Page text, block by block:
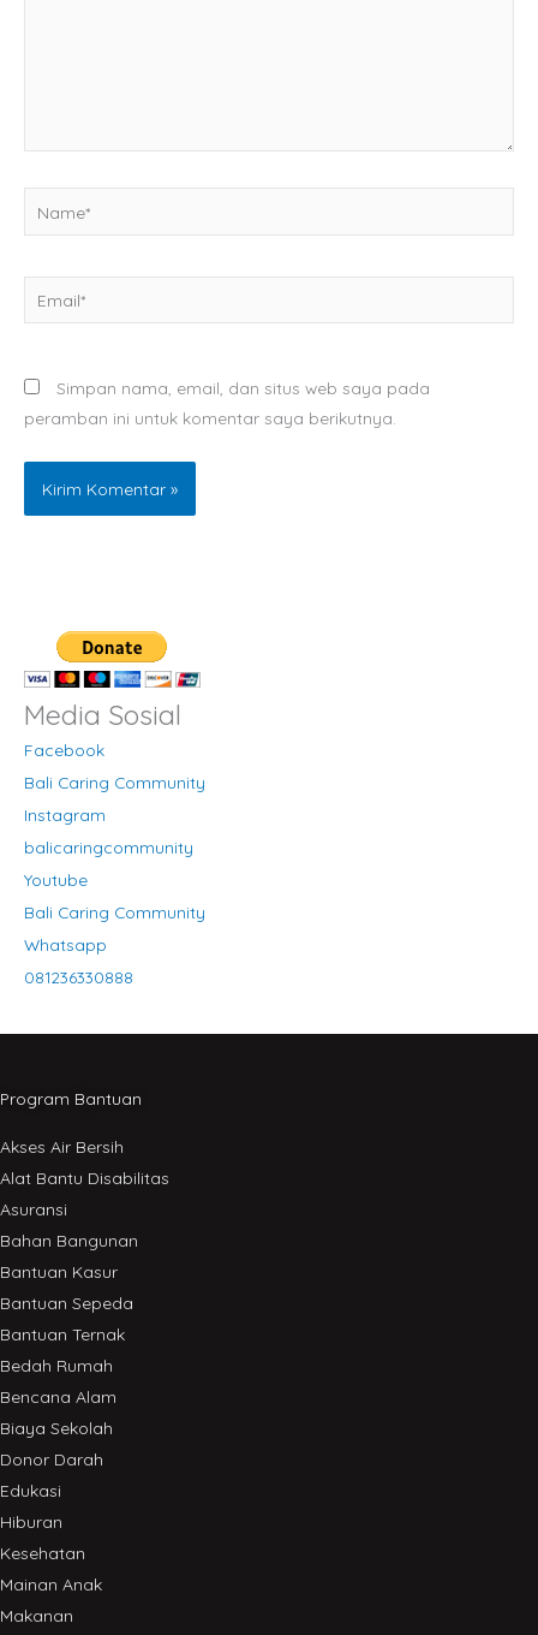
Simpan nama, email, dan situs web saya pada
peramban ini untuk komentar saya berikutnya.
Media Sosial
Facebook
Bali Caring Community
Instagram
balicaringcommunity
Youtube
Bali Caring Community
Whatsapp
081236330888
Program Bantuan
Akses Air Bersih
Alat Bantu Disabilitas
Asuransi
Bahan Bangunan
Bantuan Kasur
Bantuan Sepeda
Bantuan Ternak
Bedah Rumah
Bencana Alam
Biaya Sekolah
Donor Darah
Edukasi
Hiburan
Kesehatan
Mainan Anak
Makanan